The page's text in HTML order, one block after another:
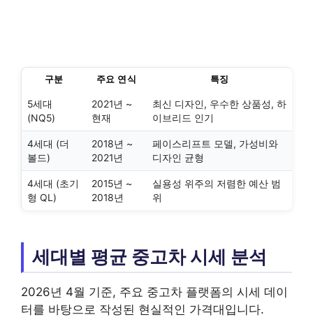
구분 주요 연식 특징
5세대
(NQ5)
2021년 ~
현재
최신 디자인, 우수한 상품성, 하
이브리드 인기
4세대 (더
볼드)
2018년 ~
2021년
페이스리프트 모델, 가성비와
디자인 균형
4세대 (초기
형 QL)
2015년 ~
2018년
실용성 위주의 저렴한 예산 범
위
세대별 평균 중고차 시세 분석
2026년 4월 기준, 주요 중고차 플랫폼의 시세 데이
터를 바탕으로 작성된 현실적인 가격대입니다.